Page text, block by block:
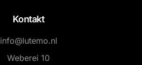
Kontakt
info@lutemo.nl
Weberei 10